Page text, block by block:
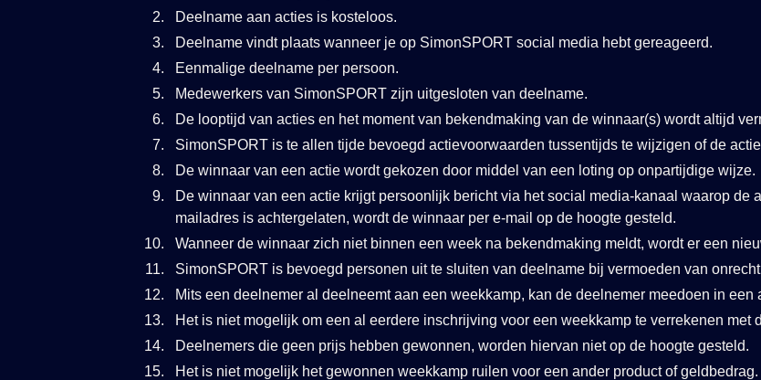
Deelname aan acties is kosteloos.
Deelname vindt plaats wanneer je op SimonSPORT social media hebt gereageerd.
Eenmalige deelname per persoon.
Medewerkers van SimonSPORT zijn uitgesloten van deelname.
De looptijd van acties en het moment van bekendmaking van de winnaar(s) wordt altijd
SimonSPORT is te allen tijde bevoegd actievoorwaarden tussentijds te wijzigen of de
De winnaar van een actie wordt gekozen door middel van een loting op onpartijdige wijze.
De winnaar van een actie krijgt persoonlijk bericht via het social media-kanaal waarop de
mailadres is achtergelaten, wordt de winnaar per e-mail op de hoogte gesteld.
Wanneer de winnaar zich niet binnen een week na bekendmaking meldt, wordt er een
SimonSPORT is bevoegd personen uit te sluiten van deelname bij vermoeden van
Mits een deelnemer al deelneemt aan een weekkamp, kan de deelnemer meedoen in een
Het is niet mogelijk om een al eerdere inschrijving voor een weekkamp te verrekenen met
Deelnemers die geen prijs hebben gewonnen, worden hiervan niet op de hoogte gesteld.
Het is niet mogelijk het gewonnen weekkamp ruilen voor een ander product of geldbedrag.